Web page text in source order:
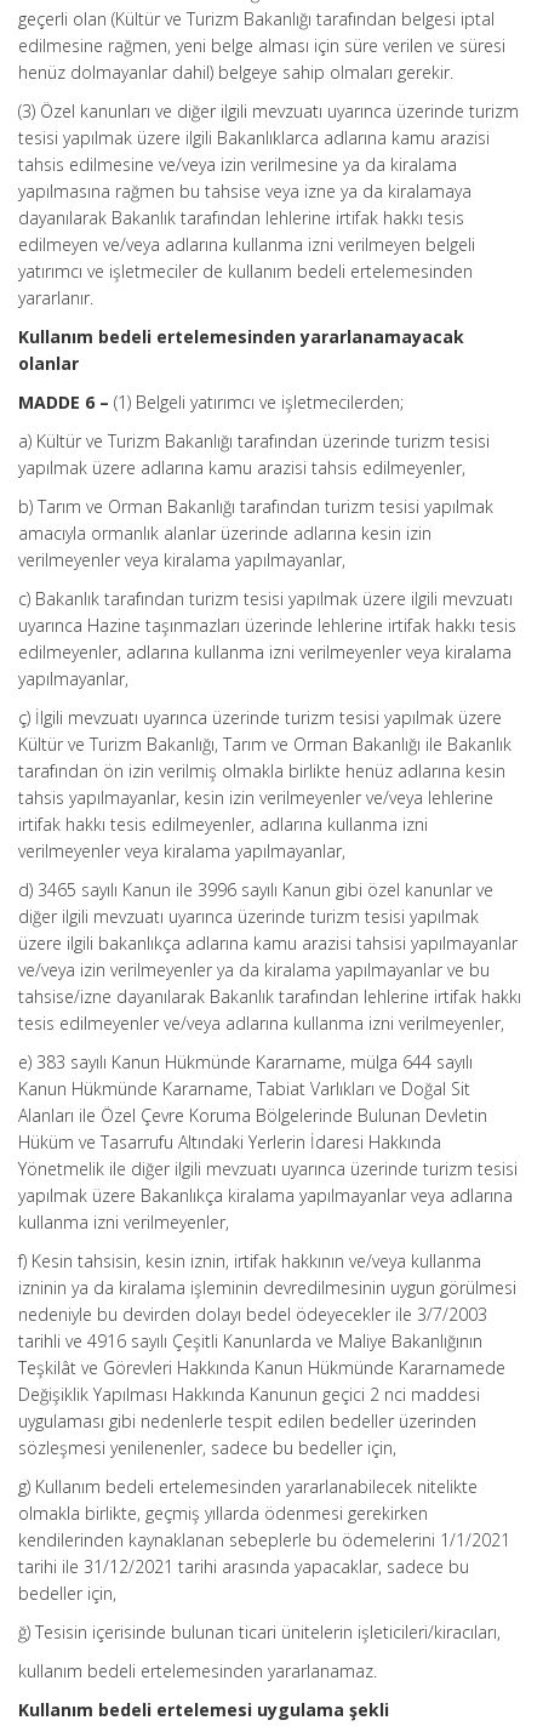
geçerli olan (Kültür ve Turizm Bakanlığı tarafından belgesi iptal
edilmesine rağmen, yeni belge alması için süre verilen ve süresi
henüz dolmayanlar dahil) belgeye sahip olmaları gerekir.
(3) Özel kanunları ve diğer ilgili mevzuatı uyarınca üzerinde turizm
tesisi yapılmak üzere ilgili Bakanlıklarca adlarına kamu arazisi
tahsis edilmesine ve/veya izin verilmesine ya da kiralama
yapılmasına rağmen bu tahsise veya izne ya da kiralamaya
dayanılarak Bakanlık tarafından lehlerine irtifak hakkı tesis
edilmeyen ve/veya adlarına kullanma izni verilmeyen belgeli
yatırımcı ve işletmeciler de kullanım bedeli ertelemesinden
yararlanır.
Kullanım bedeli ertelemesinden yararlanamayacak
olanlar
MADDE 6 – (1) Belgeli yatırımcı ve işletmecilerden;
a) Kültür ve Turizm Bakanlığı tarafından üzerinde turizm tesisi
yapılmak üzere adlarına kamu arazisi tahsis edilmeyenler,
b) Tarım ve Orman Bakanlığı tarafından turizm tesisi yapılmak
amacıyla ormanlık alanlar üzerinde adlarına kesin izin
verilmeyenler veya kiralama yapılmayanlar,
c) Bakanlık tarafından turizm tesisi yapılmak üzere ilgili mevzuatı
uyarınca Hazine taşınmazları üzerinde lehlerine irtifak hakkı tesis
edilmeyenler, adlarına kullanma izni verilmeyenler veya kiralama
yapılmayanlar,
ç) İlgili mevzuatı uyarınca üzerinde turizm tesisi yapılmak üzere
Kültür ve Turizm Bakanlığı, Tarım ve Orman Bakanlığı ile Bakanlık
tarafından ön izin verilmiş olmakla birlikte henüz adlarına kesin
tahsis yapılmayanlar, kesin izin verilmeyenler ve/veya lehlerine
irtifak hakkı tesis edilmeyenler, adlarına kullanma izni
verilmeyenler veya kiralama yapılmayanlar,
d) 3465 sayılı Kanun ile 3996 sayılı Kanun gibi özel kanunlar ve
diğer ilgili mevzuatı uyarınca üzerinde turizm tesisi yapılmak
üzere ilgili bakanlıkça adlarına kamu arazisi tahsisi yapılmayanlar
ve/veya izin verilmeyenler ya da kiralama yapılmayanlar ve bu
tahsise/izne dayanılarak Bakanlık tarafından lehlerine irtifak hakkı
tesis edilmeyenler ve/veya adlarına kullanma izni verilmeyenler,
e) 383 sayılı Kanun Hükmünde Kararname, mülga 644 sayılı
Kanun Hükmünde Kararname, Tabiat Varlıkları ve Doğal Sit
Alanları ile Özel Çevre Koruma Bölgelerinde Bulunan Devletin
Hüküm ve Tasarrufu Altındaki Yerlerin İdaresi Hakkında
Yönetmelik ile diğer ilgili mevzuatı uyarınca üzerinde turizm tesisi
yapılmak üzere Bakanlıkça kiralama yapılmayanlar veya adlarına
kullanma izni verilmeyenler,
f) Kesin tahsisin, kesin iznin, irtifak hakkının ve/veya kullanma
izninin ya da kiralama işleminin devredilmesinin uygun görülmesi
nedeniyle bu devirden dolayı bedel ödeyecekler ile 3/7/2003
tarihli ve 4916 sayılı Çeşitli Kanunlarda ve Maliye Bakanlığının
Teşkilât ve Görevleri Hakkında Kanun Hükmünde Kararnamede
Değişiklik Yapılması Hakkında Kanunun geçici 2 nci maddesi
uygulaması gibi nedenlerle tespit edilen bedeller üzerinden
sözleşmesi yenilenenler, sadece bu bedeller için,
g) Kullanım bedeli ertelemesinden yararlanabilecek nitelikte
olmakla birlikte, geçmiş yıllarda ödenmesi gerekirken
kendilerinden kaynaklanan sebeplerle bu ödemelerini 1/1/2021
tarihi ile 31/12/2021 tarihi arasında yapacaklar, sadece bu
bedeller için,
ğ) Tesisin içerisinde bulunan ticari ünitelerin işleticileri/kiracıları,
kullanım bedeli ertelemesinden yararlanamaz.
Kullanım bedeli ertelemesi uygulama şekli